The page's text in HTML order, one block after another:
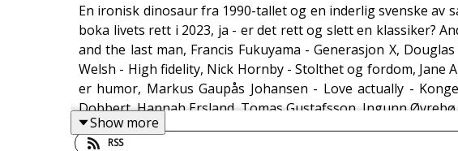
En ironisk dinosaur fra 1990-tallet og en inderlig svenske
boka livets rett i 2023, ja - er det rett og slett en klassiker?
and the last man, Francis Fukuyama - Generasjon X,
Welsh - High fidelity, Nick Hornby - Stolthet og fordom,
er humor, Markus Gaupås Johansen - Love actually -
Dobbert, Hannah Ersland, Tomas Gustafsson, Ingunn
Show more
RSS